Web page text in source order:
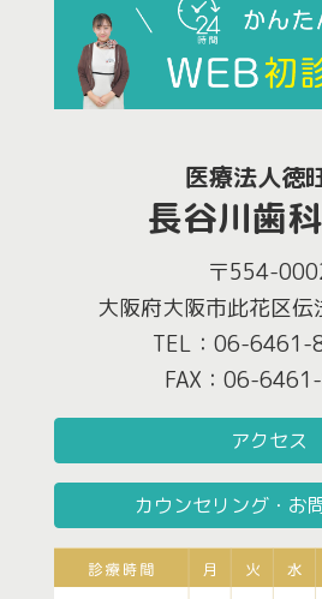
医療法人徳
長谷川歯
〒554-
大阪府大阪市此花区
TEL：06-6461-
FAX：06-
アクセス
カウンセリング・お